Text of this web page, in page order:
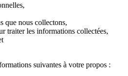
que nous collectons,
traiter les informations collectées,
suivantes à votre propos :